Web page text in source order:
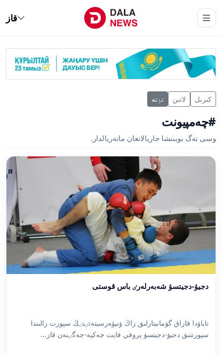
قاز
كىرىل لاتىن تٶتە
#چەمپيونت
وسى تەگ بويىنشا جاريالانعان ماتەريالدار.
دجيۋ-دجيتسۋ شەبەرلەرٸ باس قوستى
تاياۋدا قازاق گۋمانيتارلىق زاڭ ۋنيۆەرسيتەتٸنٸڭ سپورت زالىندا
سپورتتىق دجيۋ-دجيتسۋ پروفي فايت جەكپە-جەگٸنەن قاز...